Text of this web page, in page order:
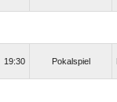
19:30 Pokalspiel